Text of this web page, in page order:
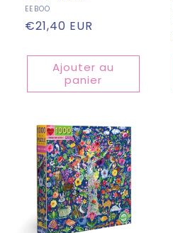
Fournisseur :
EEBOO
Prix
€21,40 EUR
Ajouter au
panier